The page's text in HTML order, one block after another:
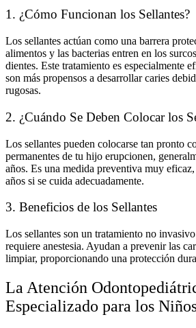
1. ¿Cómo Funcionan los Sellantes?
Los sellantes actúan como una barrera
alimentos y las bacterias entren en los
dientes. Este tratamiento es especialmente
son más propensos a desarrollar caries
rugosas.
2. ¿Cuándo Se Deben Colocar los
Los sellantes pueden colocarse tan pronto
permanentes de tu hijo erupcionen,
años. Es una medida preventiva muy
años si se cuida adecuadamente.
3. Beneficios de los Sellantes
Los sellantes son un tratamiento no
requiere anestesia. Ayudan a prevenir las
limpiar, proporcionando una protección
La Atención
Especializado para los